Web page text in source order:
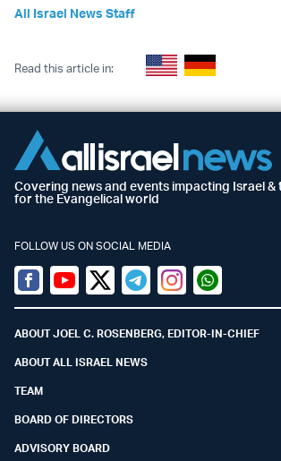
All Israel News Staff
Read this article in:
Covering news and events impacting Israel &
for the Evangelical world
FOLLOW US ON SOCIAL MEDIA
Facebook
YoutubeTwitter (X)
TelegramInstagramWhatsapp
ABOUT JOEL C. ROSENBERG, EDITOR-IN-CHIEF
ABOUT ALL ISRAEL NEWS
TEAM
BOARD OF DIRECTORS
ADVISORY BOARD